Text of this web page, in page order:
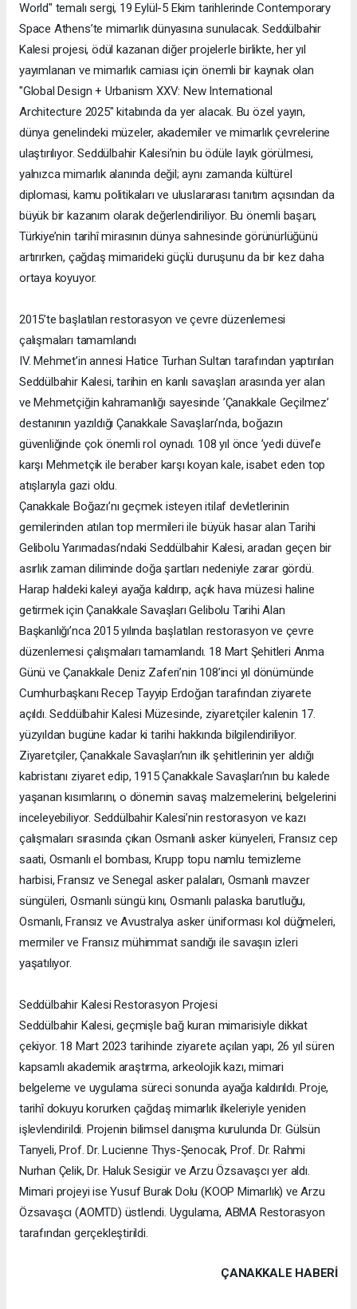
World" temalı sergi, 19 Eylül-5 Ekim tarihlerinde Contemporary
Space Athens’te mimarlık dünyasına sunulacak. Seddülbahir
Kalesi projesi, ödül kazanan diğer projelerle birlikte, her yıl
yayımlanan ve mimarlık camiası için önemli bir kaynak olan
"Global Design + Urbanism XXV: New International
Architecture 2025" kitabında da yer alacak. Bu özel yayın,
dünya genelindeki müzeler, akademiler ve mimarlık çevrelerine
ulaştırılıyor. Seddülbahir Kalesi’nin bu ödüle layık görülmesi,
yalnızca mimarlık alanında değil; aynı zamanda kültürel
diplomasi, kamu politikaları ve uluslararası tanıtım açısından da
büyük bir kazanım olarak değerlendiriliyor. Bu önemli başarı,
Türkiye’nin tarihî mirasının dünya sahnesinde görünürlüğünü
artırırken, çağdaş mimarideki güçlü duruşunu da bir kez daha
ortaya koyuyor.
2015’te başlatılan restorasyon ve çevre düzenlemesi
çalışmaları tamamlandı
IV. Mehmet’in annesi Hatice Turhan Sultan tarafından yaptırılan
Seddülbahir Kalesi, tarihin en kanlı savaşları arasında yer alan
ve Mehmetçiğin kahramanlığı sayesinde ’Çanakkale Geçilmez’
destanının yazıldığı Çanakkale Savaşları’nda, boğazın
güvenliğinde çok önemli rol oynadı. 108 yıl önce ’yedi düvel’e
karşı Mehmetçik ile beraber karşı koyan kale, isabet eden top
atışlarıyla gazi oldu.
Çanakkale Boğazı’nı geçmek isteyen itilaf devletlerinin
gemilerinden atılan top mermileri ile büyük hasar alan Tarihi
Gelibolu Yarımadası’ndaki Seddülbahir Kalesi, aradan geçen bir
asırlık zaman diliminde doğa şartları nedeniyle zarar gördü.
Harap haldeki kaleyi ayağa kaldırıp, açık hava müzesi haline
getirmek için Çanakkale Savaşları Gelibolu Tarihi Alan
Başkanlığı’nca 2015 yılında başlatılan restorasyon ve çevre
düzenlemesi çalışmaları tamamlandı. 18 Mart Şehitleri Anma
Günü ve Çanakkale Deniz Zaferi’nin 108’inci yıl dönümünde
Cumhurbaşkanı Recep Tayyip Erdoğan tarafından ziyarete
açıldı. Seddülbahir Kalesi Müzesinde, ziyaretçiler kalenin 17.
yüzyıldan bugüne kadar ki tarihi hakkında bilgilendiriliyor.
Ziyaretçiler, Çanakkale Savaşları’nın ilk şehitlerinin yer aldığı
kabristanı ziyaret edip, 1915 Çanakkale Savaşları’nın bu kalede
yaşanan kısımlarını, o dönemin savaş malzemelerini, belgelerini
inceleyebiliyor. Seddülbahir Kalesi’nin restorasyon ve kazı
çalışmaları sırasında çıkan Osmanlı asker künyeleri, Fransız cep
saati, Osmanlı el bombası, Krupp topu namlu temizleme
harbisi, Fransız ve Senegal asker palaları, Osmanlı mavzer
süngüleri, Osmanlı süngü kını, Osmanlı palaska barutluğu,
Osmanlı, Fransız ve Avustralya asker üniforması kol düğmeleri,
mermiler ve Fransız mühimmat sandığı ile savaşın izleri
yaşatılıyor.
Seddülbahir Kalesi Restorasyon Projesi
Seddülbahir Kalesi, geçmişle bağ kuran mimarisiyle dikkat
çekiyor. 18 Mart 2023 tarihinde ziyarete açılan yapı, 26 yıl süren
kapsamlı akademik araştırma, arkeolojik kazı, mimari
belgeleme ve uygulama süreci sonunda ayağa kaldırıldı. Proje,
tarihî dokuyu korurken çağdaş mimarlık ilkeleriyle yeniden
işlevlendirildi. Projenin bilimsel danışma kurulunda Dr. Gülsün
Tanyeli, Prof. Dr. Lucienne Thys-Şenocak, Prof. Dr. Rahmi
Nurhan Çelik, Dr. Haluk Sesigür ve Arzu Özsavaşcı yer aldı.
Mimari projeyi ise Yusuf Burak Dolu (KOOP Mimarlık) ve Arzu
Özsavaşcı (AOMTD) üstlendi. Uygulama, ABMA Restorasyon
tarafından gerçekleştirildi.
ÇANAKKALE HABERİ